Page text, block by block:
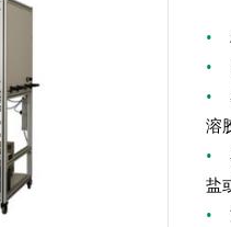
•
•
•
溶
•
盐
•